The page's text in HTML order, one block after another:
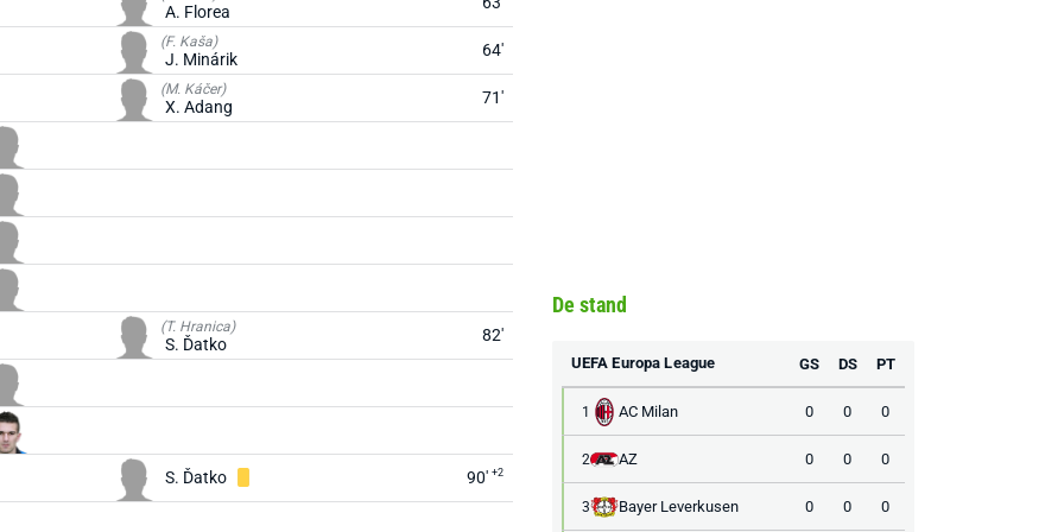
A. Florea
(F. Kaša)
J. Minárik 64'
(M. Káčer)
X. Adang 71'
(T. Hranica)
S. Ďatko 82'
S. Ďatko 90' +2
De stand
UEFA Europa League GS DS PT
1 AC Milan 0 0 0
2 AZ 0 0 0
3 Bayer Leverkusen 0 0 0